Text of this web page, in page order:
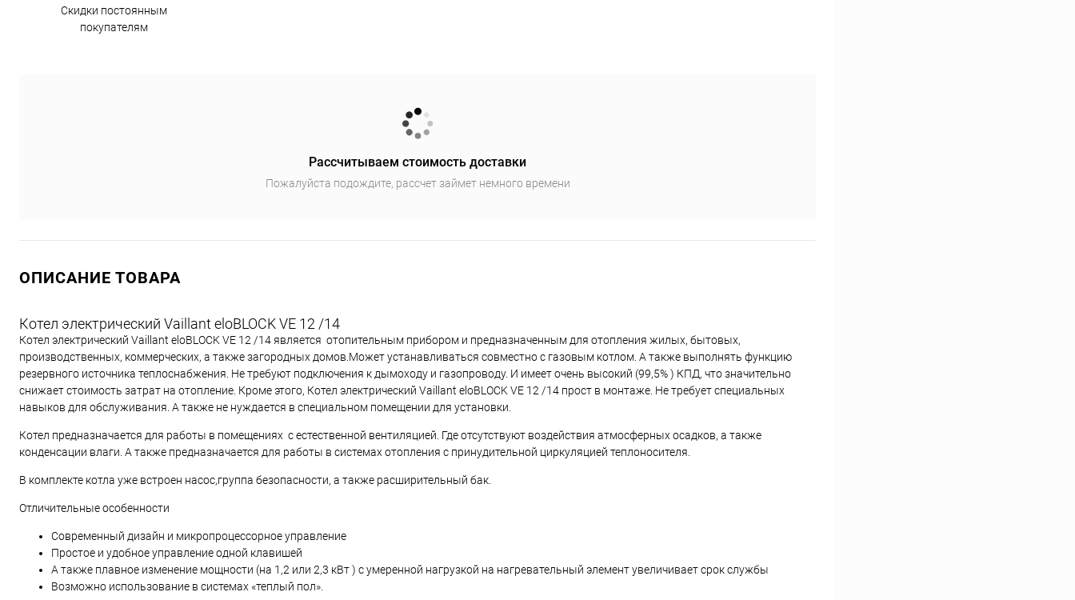
Скидки постоянным
покупателям
Рассчитываем стоимость доставки
Пожалуйста подождите, рассчет займет немного времени
ОПИСАНИЕ ТОВАРА
Котел электрический Vaillant eloBLOCK VE 12 /14
Котел электрический Vaillant eloBLOCK VE 12 /14 является отопительным прибором и предназначенным для отопления жилых, бытовых,
производственных, коммерческих, а также загородных домов.Может устанавливаться совместно с газовым котлом. А также выполнять функцию
резервного источника теплоснабжения. Не требуют подключения к дымоходу и газопроводу. И имеет очень высокий (99,5% ) КПД, что значительно
снижает стоимость затрат на отопление. Кроме этого, Котел электрический Vaillant eloBLOCK VE 12 /14 прост в монтаже. Не требует специальных
навыков для обслуживания. А также не нуждается в специальном помещении для установки.
Котел предназначается для работы в помещениях с естественной вентиляцией. Где отсутствуют воздействия атмосферных осадков, а также
конденсации влаги. А также предназначается для работы в системах отопления с принудительной циркуляцией теплоносителя.
В комплекте котла уже встроен насос,группа безопасности, а также расширительный бак.
Отличительные особенности
Современный дизайн и микропроцессорное управление
Простое и удобное управление одной клавишей
А также плавное изменение мощности (на 1,2 или 2,3 кВт ) с умеренной нагрузкой на нагревательный элемент увеличивает срок службы
Возможно использование в системах «теплый пол».